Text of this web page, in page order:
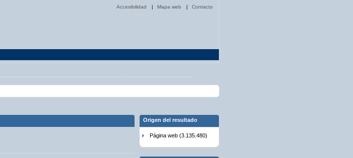
Accesibilidad | Mapa web | Contacto
Origen del resultado
Página web (3.135.480)